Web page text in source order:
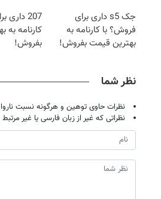
جک s5 داری برای
فروش؟ با کارنامه به
بهترین قیمت بفروش!
207
کارنامه به
بفروش!
نظر شما
نظرات حاوی توهین و هرگونه نسبت
نظراتی که غیر از زبان فارسی یا غیر